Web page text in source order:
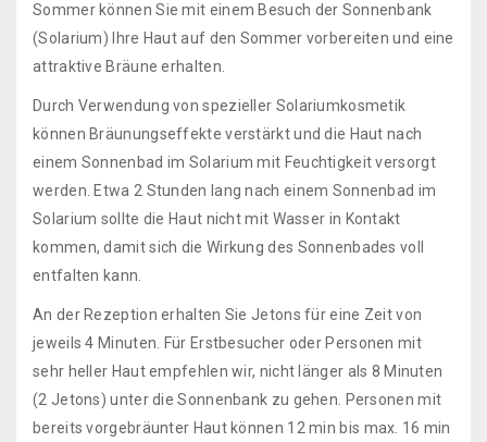
Sommer können Sie mit einem Besuch der Sonnenbank
(Solarium) Ihre Haut auf den Sommer vorbereiten und eine
attraktive Bräune erhalten.
Durch Verwendung von spezieller Solariumkosmetik
können Bräunungseffekte verstärkt und die Haut nach
einem Sonnenbad im Solarium mit Feuchtigkeit versorgt
werden. Etwa 2 Stunden lang nach einem Sonnenbad im
Solarium sollte die Haut nicht mit Wasser in Kontakt
kommen, damit sich die Wirkung des Sonnenbades voll
entfalten kann.
An der Rezeption erhalten Sie Jetons für eine Zeit von
jeweils 4 Minuten. Für Erstbesucher oder Personen mit
sehr heller Haut empfehlen wir, nicht länger als 8 Minuten
(2 Jetons) unter die Sonnenbank zu gehen. Personen mit
bereits vorgebräunter Haut können 12 min bis max. 16 min